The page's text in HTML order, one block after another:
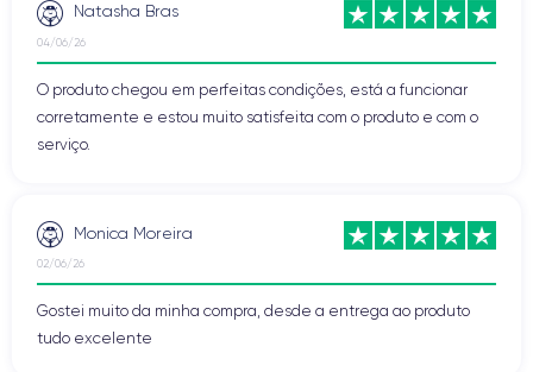
Natasha Bras
04/06/26
O produto chegou em perfeitas condições, está a funcionar
corretamente e estou muito satisfeita com o produto e com o
serviço.
Monica Moreira
02/06/26
Gostei muito da minha compra, desde a entrega ao produto
tudo excelente